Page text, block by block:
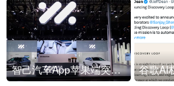
智己汽车App苹果端突然“下架”